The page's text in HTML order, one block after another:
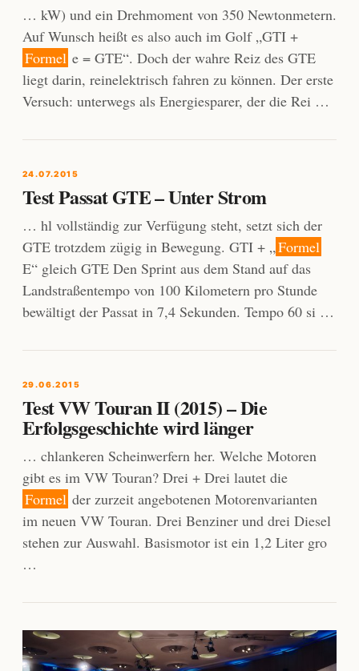
… kW) und ein Drehmoment von 350 Newtonmetern.
Auf Wunsch heißt es also auch im Golf „GTI +
Formel e = GTE“. Doch der wahre Reiz des GTE
liegt darin, reinelektrisch fahren zu können. Der erste
Versuch: unterwegs als Energiesparer, der die Rei …
24.07.2015
Test Passat GTE – Unter Strom
… hl vollständig zur Verfügung steht, setzt sich der
GTE trotzdem zügig in Bewegung. GTI + „Formel
E“ gleich GTE Den Sprint aus dem Stand auf das
Landstraßentempo von 100 Kilometern pro Stunde
bewältigt der Passat in 7,4 Sekunden. Tempo 60 si …
29.06.2015
Test VW Touran II (2015) – Die
Erfolgsgeschichte wird länger
… chlankeren Scheinwerfern her. Welche Motoren
gibt es im VW Touran? Drei + Drei lautet die
Formel der zurzeit angebotenen Motorenvarianten
im neuen VW Touran. Drei Benziner und drei Diesel
stehen zur Auswahl. Basismotor ist ein 1,2 Liter gro
…